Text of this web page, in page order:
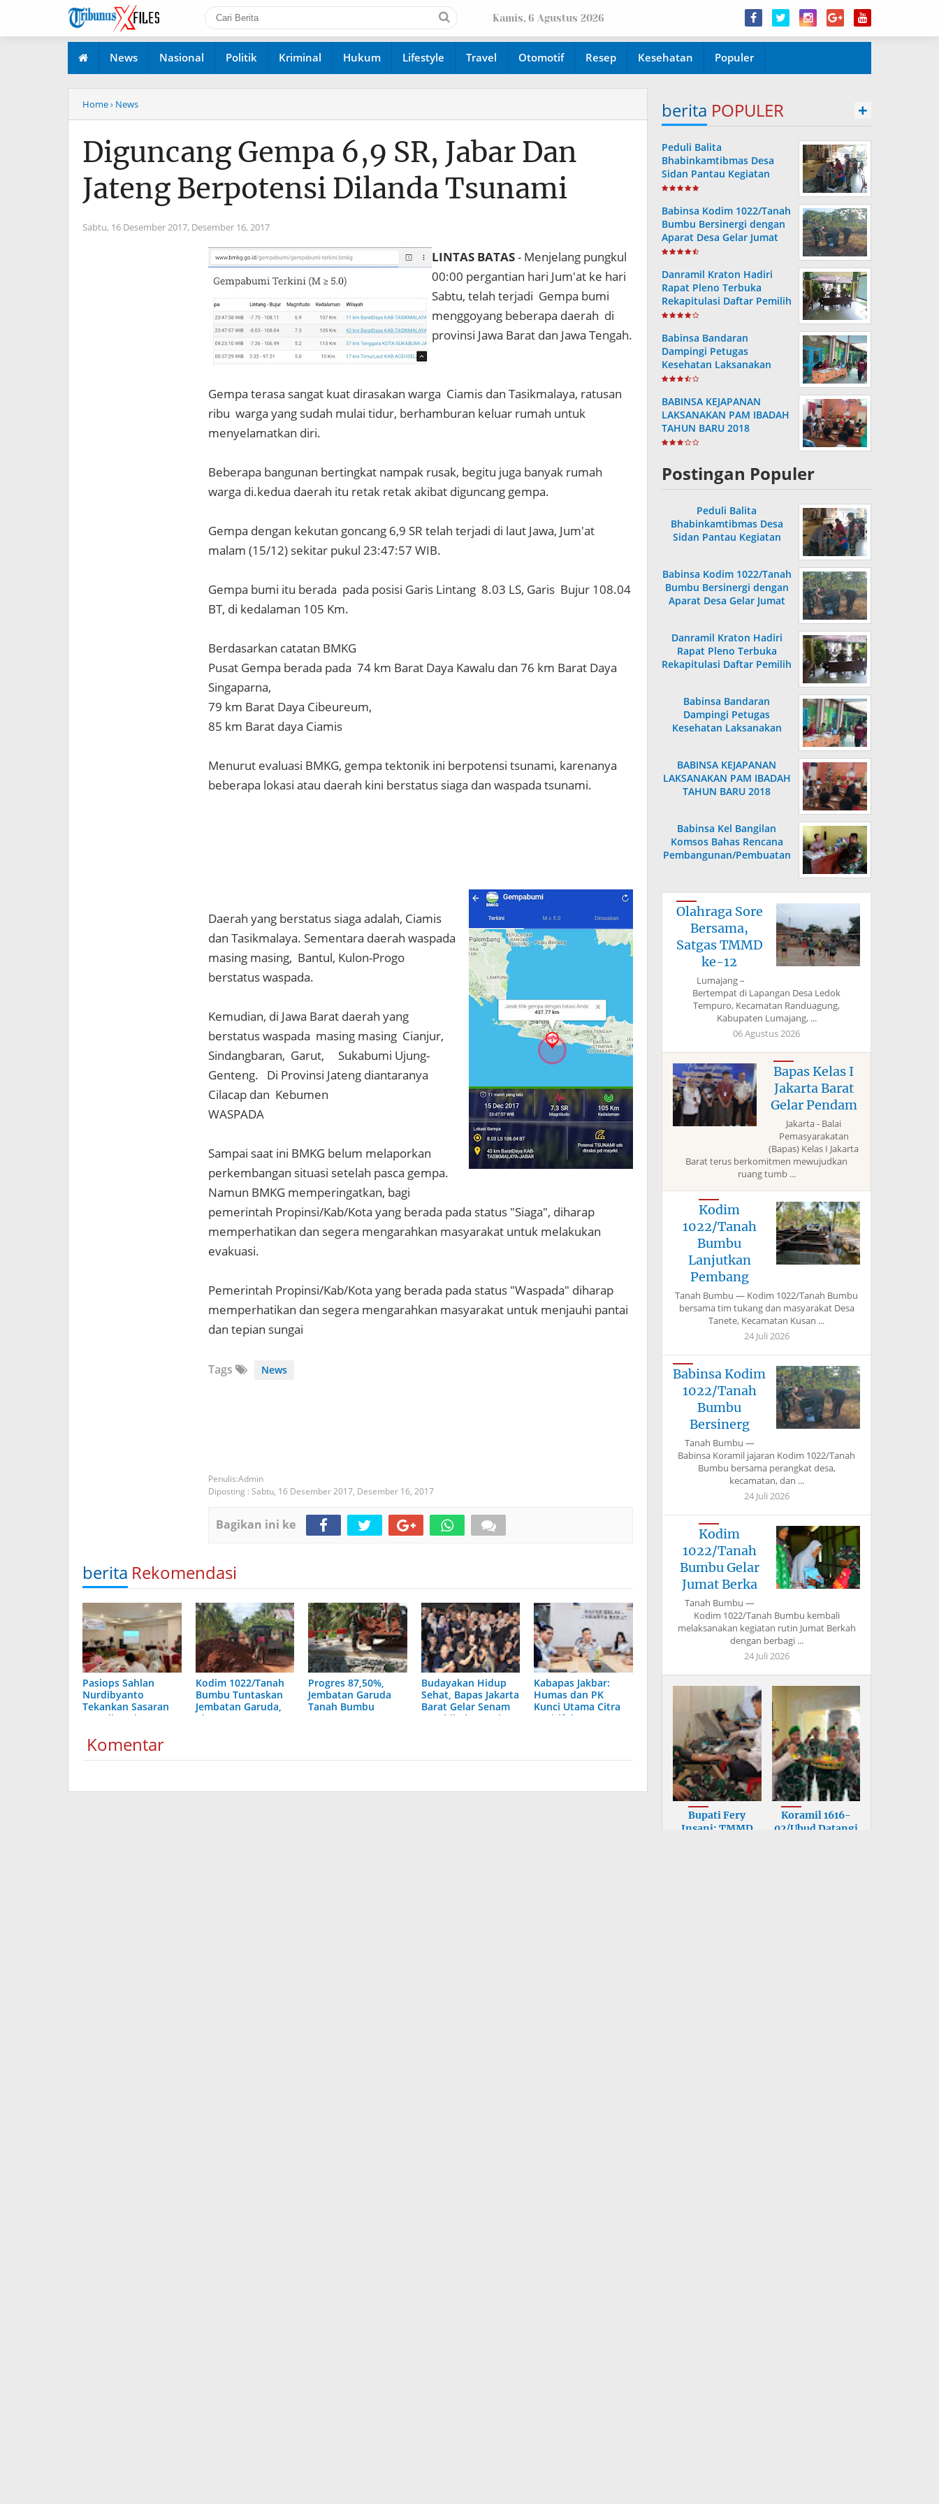
Kamis, 6 Agustus 2026
News Nasional Politik Kriminal Hukum Lifestyle Travel Otomotif Resep Kesehatan Populer
Home› News
Diguncang Gempa 6,9 SR, Jabar Dan
Jateng Berpotensi Dilanda Tsunami
Sabtu, 16 Desember 2017, Desember 16, 2017
LINTAS BATAS- Menjelang pungkul
00:00 pergantian hari Jum'at ke hari
Sabtu, telah terjadi Gempa bumi
menggoyang beberapa daerah di
provinsi Jawa Barat dan Jawa Tengah.
Gempa terasa sangat kuat dirasakan warga Ciamis dan Tasikmalaya, ratusan
ribu warga yang sudah mulai tidur, berhamburan keluar rumah untuk
menyelamatkan diri.
Beberapa bangunan bertingkat nampak rusak, begitu juga banyak rumah
warga di.kedua daerah itu retak retak akibat diguncang gempa.
Gempa dengan kekutan goncang 6,9 SR telah terjadi di laut Jawa, Jum'at
malam (15/12) sekitar pukul 23:47:57 WIB.
Gempa bumi itu berada pada posisi Garis Lintang 8.03 LS, Garis Bujur 108.04
BT, di kedalaman 105 Km.
Berdasarkan catatan BMKG
Pusat Gempa berada pada 74 km Barat Daya Kawalu dan 76 km Barat Daya
Singaparna,
79 km Barat Daya Cibeureum,
85 km Barat daya Ciamis
Menurut evaluasi BMKG, gempa tektonik ini berpotensi tsunami, karenanya
beberapa lokasi atau daerah kini berstatus siaga dan waspada tsunami.
Daerah yang berstatus siaga adalah, Ciamis
dan Tasikmalaya. Sementara daerah waspada
masing masing, Bantul, Kulon-Progo
berstatus waspada.
Kemudian, di Jawa Barat daerah yang
berstatus waspada masing masing Cianjur,
Sindangbaran, Garut, Sukabumi Ujung-
Genteng. Di Provinsi Jateng diantaranya
Cilacap dan Kebumen
WASPADA
Sampai saat ini BMKG belum melaporkan
perkembangan situasi setelah pasca gempa.
Namun BMKG memperingatkan, bagi
pemerintah Propinsi/Kab/Kota yang berada pada status "Siaga", diharap
memperhatikan dan segera mengarahkan masyarakat untuk melakukan
evakuasi.
Pemerintah Propinsi/Kab/Kota yang berada pada status "Waspada" diharap
memperhatikan dan segera mengarahkan masyarakat untuk menjauhi pantai
dan tepian sungai
Tags News
Admin
Diposting : Sabtu, 16 Desember 2017, Desember 16, 2017
Bagikan ini ke
berita Rekomendasi
Pasiops Sahlan
Nurdibyanto
Tekankan Sasaran
PKG di Puskesmas
Kodim 1022/Tanah
Bumbu Tuntaskan
Jembatan Garuda,
Akses Warga Segera
Progres 87,50%,
Jembatan Garuda
Tanah Bumbu
Budayakan Hidup
Sehat, Bapas Jakarta
Barat Gelar Senam
Aerobik dan Kerja
Kabapas Jakbar:
Humas dan PK
Kunci Utama Citra
Positif dan
Komentar
berita POPULER +
Peduli Balita
Bhabinkamtibmas Desa
Sidan Pantau Kegiatan
Posyandu
Babinsa Kodim 1022/Tanah
Bumbu Bersinergi dengan
Aparat Desa Gelar Jumat
Bersih
Danramil Kraton Hadiri
Rapat Pleno Terbuka
Rekapitulasi Daftar Pemilih
Hasil Pemutakhiran
Babinsa Bandaran
Dampingi Petugas
Kesehatan Laksanakan
Posyandu KB Kes
BABINSA KEJAPANAN
LAKSANAKAN PAM IBADAH
TAHUN BARU 2018
Postingan Populer
Peduli Balita
Bhabinkamtibmas Desa
Sidan Pantau Kegiatan
Babinsa Kodim 1022/Tanah
Bumbu Bersinergi dengan
Aparat Desa Gelar Jumat
Danramil Kraton Hadiri
Rapat Pleno Terbuka
Rekapitulasi Daftar Pemilih
Babinsa Bandaran
Dampingi Petugas
Kesehatan Laksanakan
BABINSA KEJAPANAN
LAKSANAKAN PAM IBADAH
TAHUN BARU 2018
Babinsa Kel Bangilan
Komsos Bahas Rencana
Pembangunan/Pembuatan
Olahraga Sore
Bersama,
Satgas TMMD
ke-12
Lumajang –
Bertempat di Lapangan Desa Ledok
Tempuro, Kecamatan Randuagung,
Kabupaten Lumajang, ...
06 Agustus 2026
Bapas Kelas I
Jakarta Barat
Gelar Pendam
Jakarta - Balai
Pemasyarakatan
(Bapas) Kelas I Jakarta
Barat terus berkomitmen mewujudkan
ruang tumb ...
Kodim
1022/Tanah
Bumbu
Lanjutkan
Pembang
Tanah Bumbu — Kodim 1022/Tanah Bumbu
bersama tim tukang dan masyarakat Desa
Tanete, Kecamatan Kusan ...
24 Juli 2026
Babinsa Kodim
1022/Tanah
Bumbu
Bersinerg
Tanah Bumbu —
Babinsa Koramil jajaran Kodim 1022/Tanah
Bumbu bersama perangkat desa,
kecamatan, dan ...
24 Juli 2026
Kodim
1022/Tanah
Bumbu Gelar
Jumat Berka
Tanah Bumbu —
Kodim 1022/Tanah Bumbu kembali
melaksanakan kegiatan rutin Jumat Berkah
dengan berbagi ...
24 Juli 2026
Bupati Fery
Insani: TMMD
Koramil 1616-
02/Ubud Datangi